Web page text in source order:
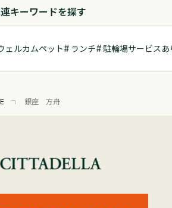
連キーワードを探す
ェルカムペット ランチ 駐輪場サービスあ
銀座 方舟